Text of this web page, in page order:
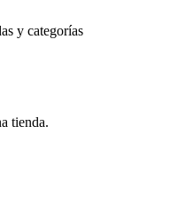
y categorías
tienda.